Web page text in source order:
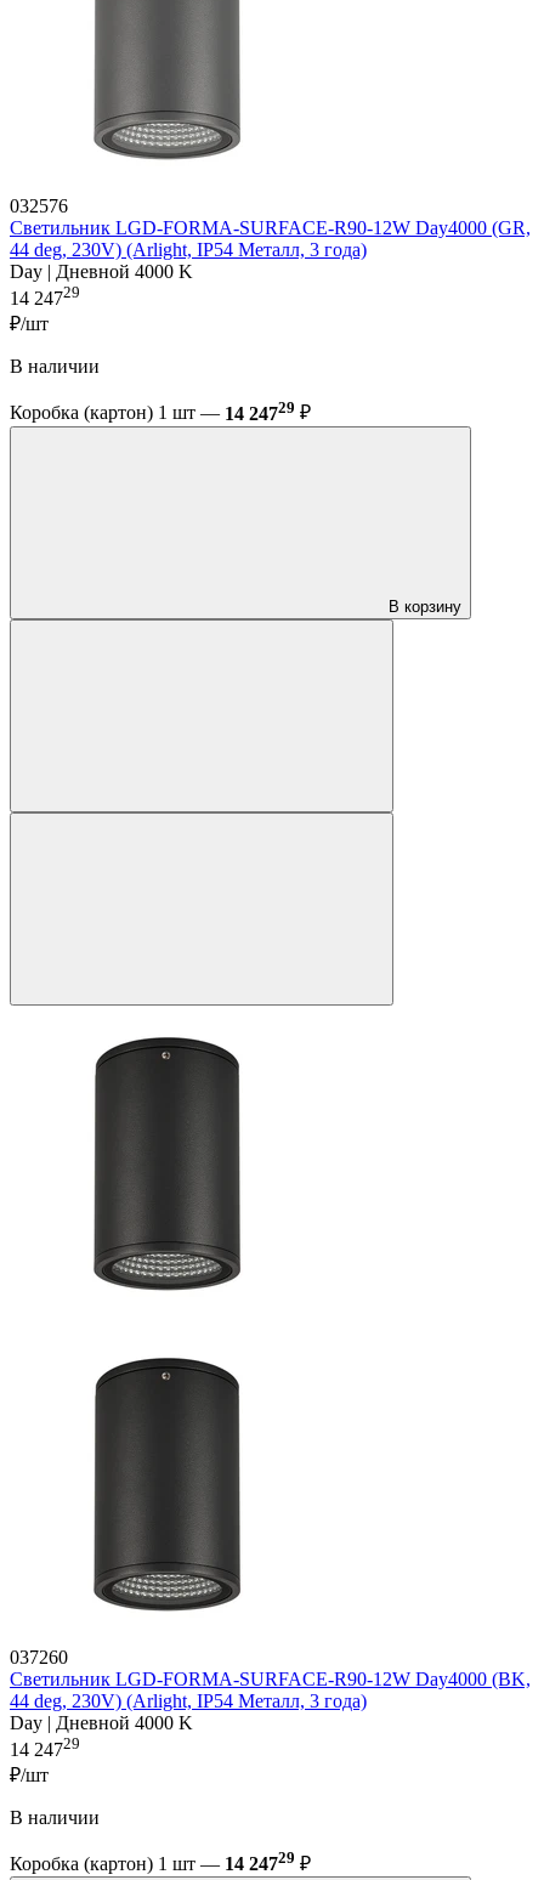
032576
Светильник LGD-FORMA-SURFACE-R90-12W Day4000 (GR,
44 deg, 230V) (Arlight, IP54 Металл, 3 года)
Day | Дневной 4000 K
14 24729
₽/шт
В наличии
Коробка (картон) 1 шт — 14 24729 ₽
В корзину
037260
Светильник LGD-FORMA-SURFACE-R90-12W Day4000 (BK,
44 deg, 230V) (Arlight, IP54 Металл, 3 года)
Day | Дневной 4000 K
14 24729
₽/шт
В наличии
Коробка (картон) 1 шт — 14 24729 ₽